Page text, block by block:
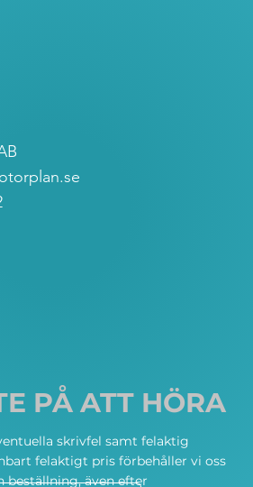
PÅ ATT HÖRA
skrivfel samt felaktig
felaktigt pris förbehåller vi oss
beställning, även efter